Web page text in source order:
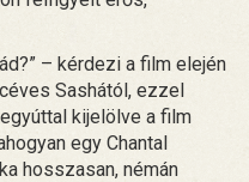
– kérdezi a film elején
Sashától, ezzel
kijelölve a film
egy Chantal
hosszasan, némán